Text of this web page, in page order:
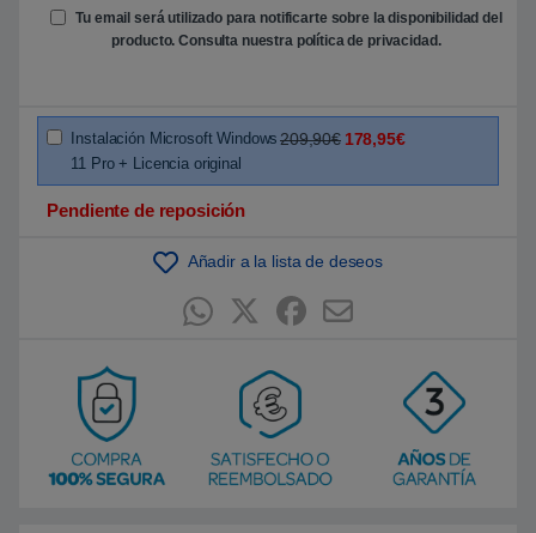
c
i
d
e
c
Tu email será utilizado para notificarte sobre la disponibilidad del
producto. Consulta nuestra política de privacidad.
Instalación Microsoft Windows
11 Pro + Licencia original
209,90€ 178,95€
Pendiente de reposición
Añadir a la lista de deseos